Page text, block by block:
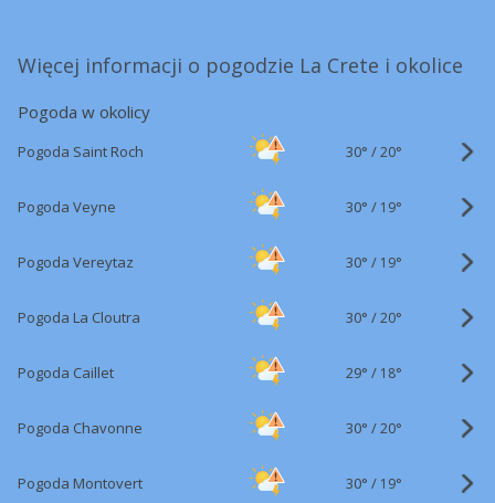
Więcej informacji o pogodzie La Crete i okolice
Pogoda w okolicy
Pogoda Saint Roch 30° /20°
Pogoda Veyne 30° / 19°
Pogoda Vereytaz 30° / 19°
Pogoda La Cloutra 30° /20°
Pogoda Caillet 29° / 18°
Pogoda Chavonne 30° /20°
Pogoda Montovert 30° / 19°